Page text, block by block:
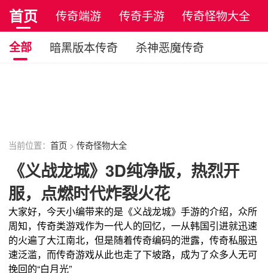
首页 传奇端游 传奇手游
传奇怪物大全
正版传奇
全部 暗黑版本传奇
杀神恶魔传奇
复古传奇
当前位置：首页 >传奇怪物大全
《义战龙城》3D纯净版，热烈开
服，点燃时代炸裂火花
大家好，今天小编带来的是《义战龙城》手游的介绍，众所
周知，传奇类游戏作为一代人的回忆，一从韩国引进就迅速
的火遍了大江南北，但是随着传奇编码的泄露，传奇私服迅
速泛滥，而传奇游戏从此也走了下坡路，成为了众多人无可
挽回的“白月光”